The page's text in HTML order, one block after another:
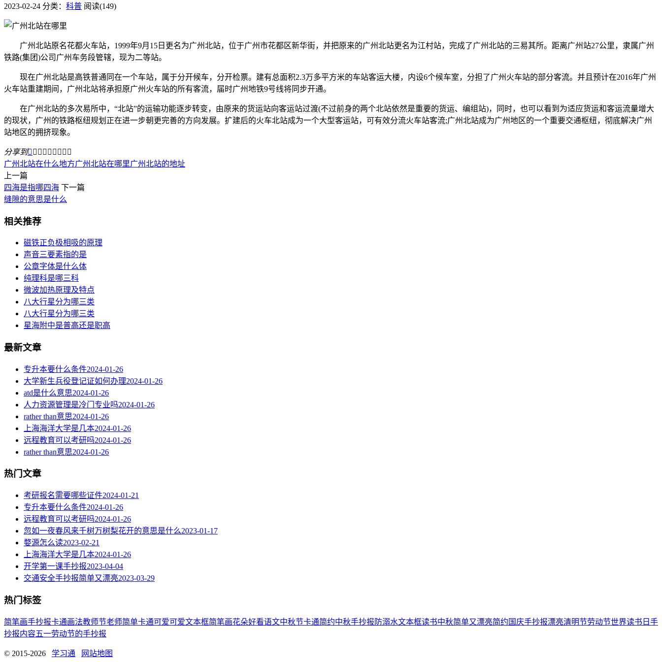
2023-02-24 分类： 科普 阅读(149)
广州北站原名花都火车站，1999年9月15日更名为广州北站，位于广州市花都区新华街，并把原来的广州北站更名为江村站，完成了广州北站的三易其所。距离广州站27公里，隶属广州
铁路(集团)公司广州车务段管辖，现为二等站。
现在广州北站是高铁普通同在一个车站，属于分开候车，分开检票。建有总面积2.3万多平方米的车站客运大楼，内设6个候车室，分担了广州火车站的部分客流。并且预计在2016年广州
火车站重建期间，广州北站将承担原广州火车站的所有客流，届时广州地铁9号线将同步开通。
在广州北站的多次易所中，“北站”的运输功能逐步转变，由原来的货运站向客运站过渡(不过前身的两个北站依然是重要的货运、编组站)，同时，也可以看到为适应货运和客运流量增大
的现状，广州的铁路枢纽规划正在进一步朝更完善的方向发展。扩建后的火车北站成为一个大型客运站，可有效分流火车站客流;广州北站成为广州地区的一个重要交通枢纽，彻底解决广州
站地区的拥挤现象。
分享到        
广州北站在什么地方广州北站在哪里广州北站的地址
上一篇
四海是指哪四海 下一篇
缝隙的意思是什么
相关推荐
磁铁正负极相吸的原理
声音三要素指的是
公章字体是什么体
纯理科是哪三科
微波加热原理及特点
八大行星分为哪三类
八大行星分为哪三类
星海附中是普高还是职高
最新文章
专升本要什么条件2024-01-26
大学新生兵役登记证如何办理2024-01-26
atd是什么意思2024-01-26
人力资源管理是冷门专业吗2024-01-26
rather than意思2024-01-26
上海海洋大学是几本2024-01-26
远程教育可以考研吗2024-01-26
rather than意思2024-01-26
热门文章
考研报名需要哪些证件2024-01-21
专升本要什么条件2024-01-26
远程教育可以考研吗2024-01-26
忽如一夜春风来千树万树梨花开的意思是什么2023-01-17
婺源怎么读2023-02-21
上海海洋大学是几本2024-01-26
开学第一课手抄报2023-04-04
交通安全手抄报简单又漂亮2023-03-29
热门标签
简笔画手抄报卡通画法教师节老师简单卡通可爱可爱文本框简笔画花朵好看语文中秋节卡通简约中秋手抄报 防溺水文本框读书中秋简单又漂亮简约 国庆手抄报漂亮清明节劳动节世界读书日 手
抄报内容五一劳动节的手抄报
© 2015-2026 学习通 网站地图